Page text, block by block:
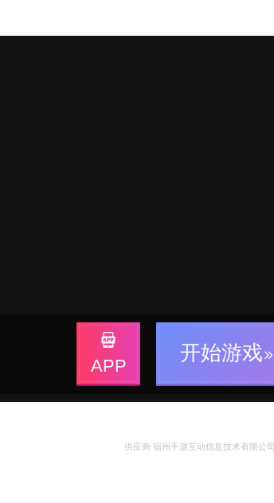
APP
开始游戏
供应商:宿州手游互动信息技术有限公司